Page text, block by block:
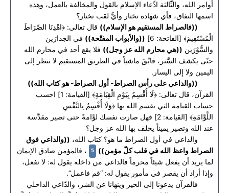
أوامر الله، والثّالثة ادِّعاء الإسلام بالقول والمخالفة بالعمل، وهذه
اسمها النفاق، فأي شهادة تختار وأيُّ لقب تختار؟
((فالصراط المستقيم هو الإسلام)) قال تعالى: ﴿اهْدِنَا الصِّرَاطَ
الْمُسْتَقِيمَ﴾ [الفاتحة: 6]
((والأبواب المفتّحة)) في الجدارَين
والسُّوْرَين ((هي محارم الله عز وجل)) فلا يقع أحد في محارم الله
حتّى يكشف السَّتر، فابْقَ ماشياً في الطريق المستقيم لا تنظر إلى
اليمين ولا إلى اليسار.
((والداعي على رأس الصراط- أول الصراط- هو كتاب الله))
القرآن، قال تعالى: ﴿لَا أُقْسِمُ بِيَوْمِ الْقِيَامَةِ﴾ [القيامة: 1] احسب
حساب القيامة التي يقسم الله بها ﴿وَلَا أُقْسِمُ بِالنَّفْسِ
اللَّوَّامَةِ﴾ [القيامة: 2] فهل صارت نفسك لوَّامةً حتى تصير مقدَّسة
عند الله وتصير يميناً يحلف بها الله عز وجل؟
والداعي في أول الصراط ما هو؟ كتاب الله، ((والداعي فوق
الصراط واعظ الله في قلب كلّ مؤمن)) 5 ، فالمؤمن صادق الإيمان
لما يريد أن يفعل شيئاً محرماً فالداعي من داخله يقول له: لا تفعل،
وإذا أراد أن يقصر في مأمور يقول له: “قم فاعمل”.
فالقرآن يدعونا إلى الخير وينهانا عن الشر، والدّاعي الداخلي